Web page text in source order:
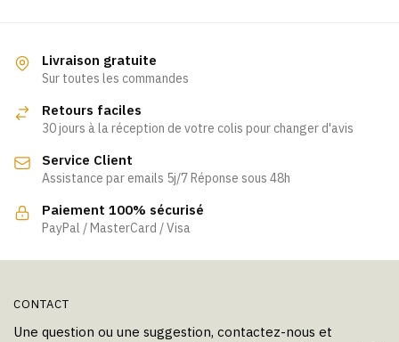
variations.
Les
peuvent
choisies
sur
la
page
peuvent
être
Livraison gratuite
Sur toutes les commandes
Retours faciles
30 jours à la réception de votre colis pour changer d'avis
Service Client
Assistance par emails 5j/7 Réponse sous 48h
Paiement 100% sécurisé
PayPal / MasterCard / Visa
CONTACT
Une question ou une suggestion, contactez-nous et